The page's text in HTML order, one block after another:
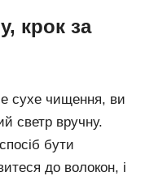
крок за
сухе чищення, ви
светр вручну.
бути
до волокон, і